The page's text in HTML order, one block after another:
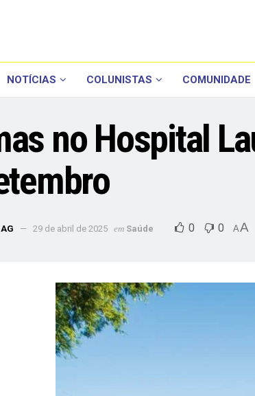
NOTÍCIAS COLUNISTAS COMUNIDADE
no Hospital
29 de abril de 2025 em Saúde 0 0 AA